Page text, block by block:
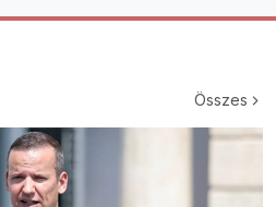
Összes